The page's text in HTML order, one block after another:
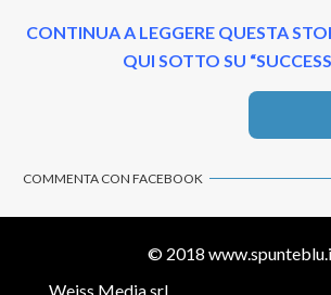
CONTINUA A LEGGERE QUESTA
QUI SOTTO SU
COMMENTA CON FACEBOOK
© 2018
Weiss Media srl